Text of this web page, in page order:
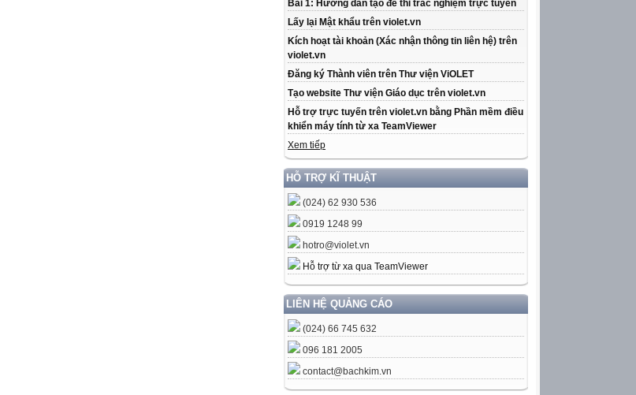
Bài 1: Hướng dẫn tạo đề thi trắc nghiệm trực tuyến
Lấy lại Mật khẩu trên violet.vn
Kích hoạt tài khoản (Xác nhận thông tin liên hệ) trên
violet.vn
Đăng ký Thành viên trên Thư viện ViOLET
Tạo website Thư viện Giáo dục trên violet.vn
Hỗ trợ trực tuyến trên violet.vn bằng Phần mềm điều
khiển máy tính từ xa TeamViewer
Xem tiếp
HỖ TRỢ KĨ THUẬT
(024) 62 930 536
0919 1248 99
hotro@violet.vn
Hỗ trợ từ xa qua TeamViewer
LIÊN HỆ QUẢNG CÁO
(024) 66 745 632
096 181 2005
contact@bachkim.vn